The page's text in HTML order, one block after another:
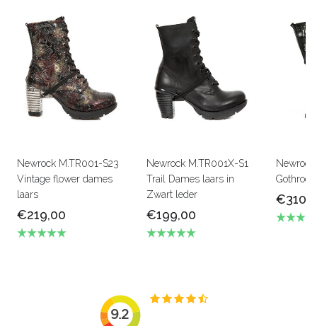
Newrock M.TR001-S23
Vintage flower dames
laars
€219,00
Newrock M.TR001X-S1
Trail Dames laars in
Zwart leder
€199,00